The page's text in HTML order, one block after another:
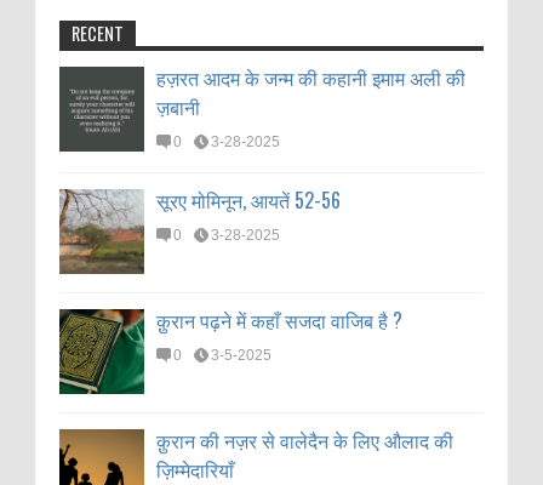
RECENT
हज़रत आदम के जन्म की कहानी इमाम अली की
ज़बानी
0 3-28-2025
सूरए मोमिनून, आयतें 52-56
0 3-28-2025
क़ुरान पढ़ने में कहाँ सजदा वाजिब है ?
0 3-5-2025
क़ुरान की नज़र से वालेदैन के लिए औलाद की
ज़िम्मेदारियाँ